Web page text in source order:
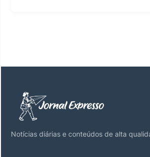
Notícias diárias e conteúdos de alta